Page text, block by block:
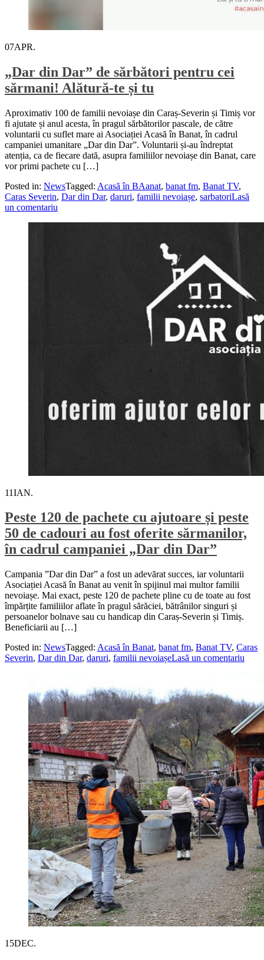
07APR.
„Dar din Dar” de sărbători pentru cei
sărmani! Alătură-te și tu
Aproximativ 100 de familii nevoiașe din Caraș-Severin și Timiș vor
fi ajutate și anul acesta, în pragul sărbătorilor pascale, de către
voluntarii cu suflet mare ai Asociației Acasă în Banat, în cadrul
campaniei umanitare „Dar din Dar”. Voluntarii și-au îndreptat
atenția, ca de fiecare dată, asupra familiilor nevoiașe din Banat, care
vor primi pachete cu […]
Posted in: NewsTagged: Acasă în BAanat, banat fm, Banat TV,
Caras Severin, Dar din Dar, daruri, familii nevoiașe, sarbatoriLasă
un comentariu
11IAN.
Peste 120 de pachete cu ajutoare și peste
50 de cadouri au fost oferite sărmanilor,
în cadrul campaniei „Dar din Dar”
Campania ”Dar din Dar” a fost un adevărat succes, iar voluntarii
Asociației Acasă în Banat au venit în spijinul mai multor familii
nevoiașe. Mai exact, peste 120 de pachete pline cu de toate au fost
împărțite familiilor aflate în pragul sărăciei, bătrânilor singuri și
persoanelor bolnave sau cu handicap din Caraș-Severin și Timiș.
Beneficiarii au […]
Posted in: NewsTagged: Acasă în Banat, banat fm, Banat TV, Caras
Severin, Dar din Dar, daruri, familii nevoiașeLasă un comentariu
15DEC.